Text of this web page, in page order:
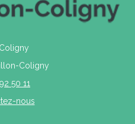
Coligny
50 11
nous